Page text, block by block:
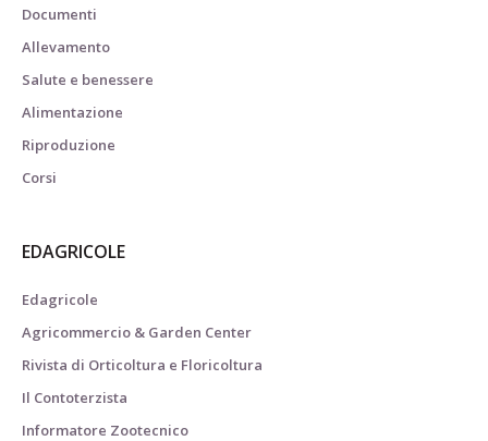
Documenti
Allevamento
Salute e benessere
Alimentazione
Riproduzione
Corsi
EDAGRICOLE
Edagricole
Agricommercio & Garden Center
Rivista di Orticoltura e Floricoltura
Il Contoterzista
Informatore Zootecnico